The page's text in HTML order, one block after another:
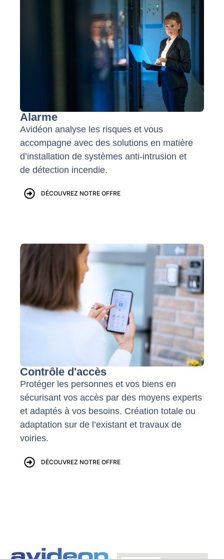
Alarme
Avidéon analyse les risques et vous
accompagne avec des solutions en matière
d’installation de systèmes anti-intrusion et
de détection incendie.
DÉCOUVREZ NOTRE OFFRE
Contrôle d'accès
Protéger les personnes et vos biens en
sécurisant vos accès par des moyens experts
et adaptés à vos besoins. Création totale ou
adaptation sur de l’existant et travaux de
voiries.
DÉCOUVREZ NOTRE OFFRE